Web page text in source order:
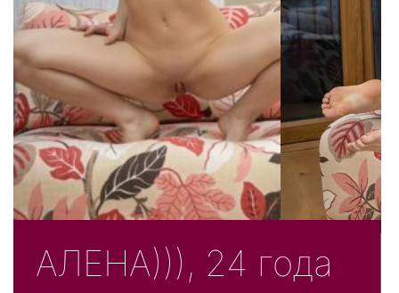
АЛЕНА))), 24 года